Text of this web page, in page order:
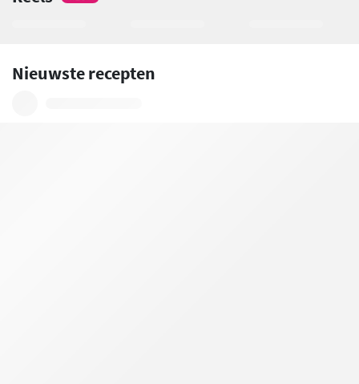
Nieuwste recepten